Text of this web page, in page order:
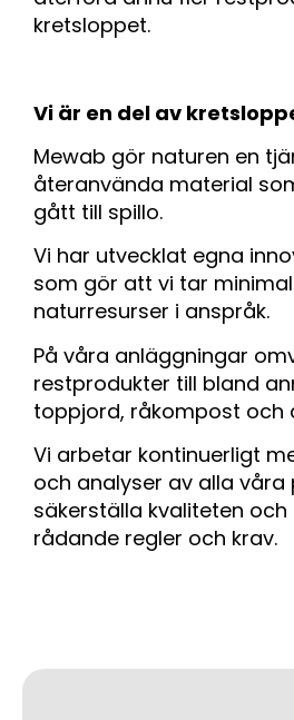
kretsloppet.
Vi är en del av
Mewab gör naturen en
återanvända material
gått till spillo.
Vi har utvecklat egna
som gör att vi tar
naturresurser i anspråk.
På våra anläggningar
restprodukter till bland
toppjord, råkompost och
Vi arbetar kontinuerligt
och analyser av alla
säkerställa kvaliteten
rådande regler och krav.